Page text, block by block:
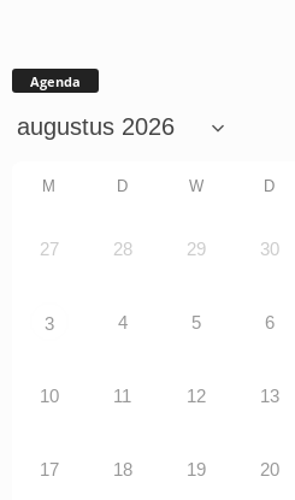
Agenda
M D W D
27 28 29 30
3 4 5 6
10 11 12 13
17 18 19 20